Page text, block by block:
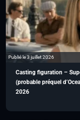
Publié le 3 juillet 2026
Casting figuration –
(probable préquel
2026